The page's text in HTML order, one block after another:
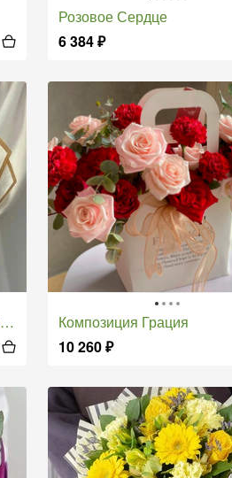
Розовое Сердце
6 384₽
Композиция Грация
10 260₽